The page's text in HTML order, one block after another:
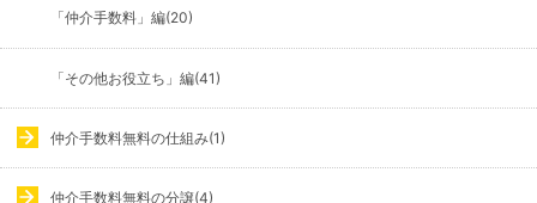
「仲介手数料」編(20)
「その他お役立ち」編(41)
仲介手数料無料の仕組み(1)
仲介手数料無料の分譲(4)